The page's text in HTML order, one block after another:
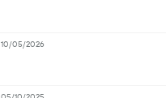
10/05/2026